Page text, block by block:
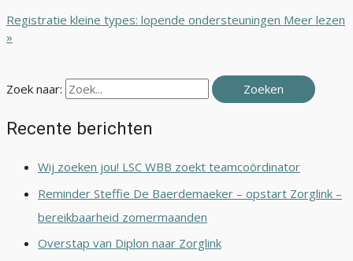
Registratie kleine types: lopende ondersteuningen Meer lezen
»
Zoek naar:
Recente berichten
Wij zoeken jou! LSC WBB zoekt teamcoördinator
Reminder Steffie De Baerdemaeker – opstart Zorglink –
bereikbaarheid zomermaanden
Overstap van Diplon naar Zorglink